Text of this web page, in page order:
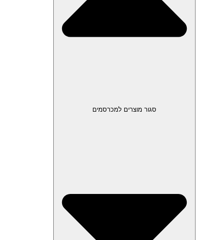
סגור מוצרים למכרסמים